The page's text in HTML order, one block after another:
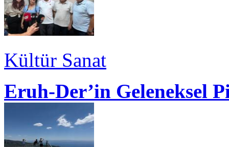
Kültür Sanat
Eruh-Der’in Geleneksel